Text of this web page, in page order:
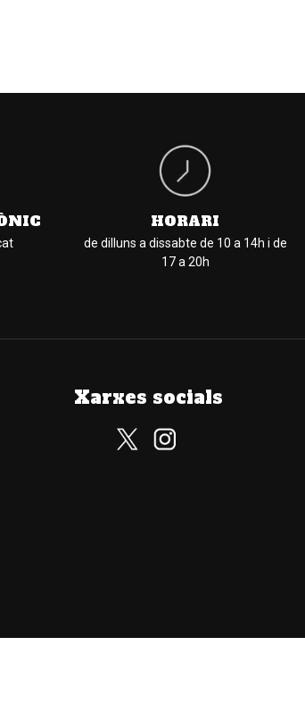
HORARI
de dilluns a dissabte de 10 a 14h i de
17 a 20h
Xarxes socials